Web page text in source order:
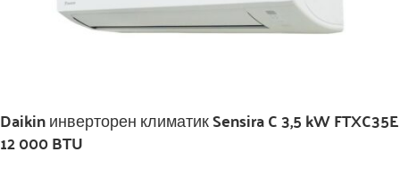
Daikin инверторен климатик Sensira C 3,5 kW FTXC35E
12 000 BTU